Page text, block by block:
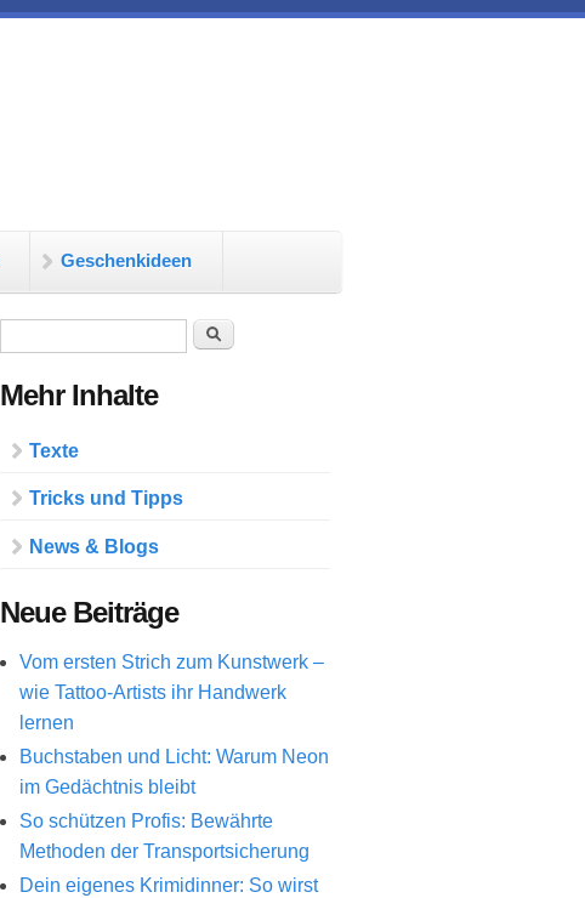
Geschenkideen
Suche
Mehr Inhalte
Texte
Tricks und Tipps
News & Blogs
Neue Beiträge
Vom ersten Strich zum Kunstwerk –
wie Tattoo-Artists ihr Handwerk
lernen
Buchstaben und Licht: Warum Neon
im Gedächtnis bleibt
So schützen Profis: Bewährte
Methoden der Transportsicherung
Dein eigenes Krimidinner: So wirst